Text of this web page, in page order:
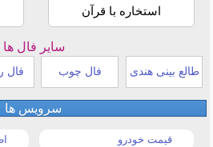
استخاره با قرآن
سایر فال ها
طالع بینی هندی فال چوب فال
سرویس ها
قیمت خودرو